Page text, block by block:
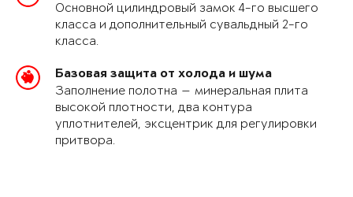
Основной цилиндровый замок 4-го высшего
класса и дополнительный сувальдный 2-го
класса.
Базовая защита от холода и шума
Заполнение полотна — минеральная плита
высокой плотности, два контура
уплотнителей, эксцентрик для регулировки
притвора.